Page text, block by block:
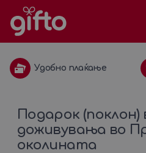
Удобно плаќање
Подарок (поклон)
доживувања во
околината